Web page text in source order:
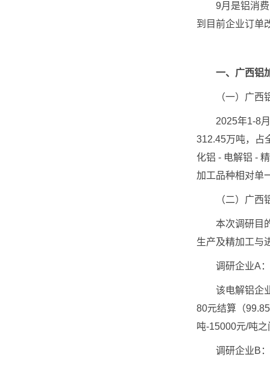
9月是铝消费由
到目前企业订单
一、广西铝
（一）广西铝
2025年1-8月
312.45万吨，占
化铝 - 电解铝 -
加工品种相对单
（二）广西铝
本次调研目的
生产及精加工与
调研企业A：
该电解铝企业
80元结算（
吨-15000元/吨
调研企业B：